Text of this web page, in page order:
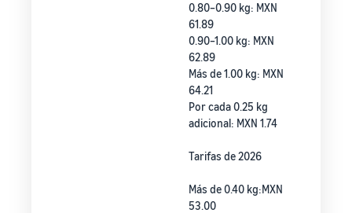
0.80–0.90 kg: MXN
61.89
0.90–1.00 kg: MXN
62.89
Más de 1.00 kg: MXN
64.21
Por cada 0.25 kg
adicional: MXN 1.74
Tarifas de 2026
Más de 0.40 kg:MXN
53.00